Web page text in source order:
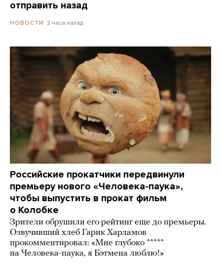
отправить назад
НОВОСТИ 2 часа назад
Российские прокатчики передвинули
премьеру нового «Человека-паука»,
чтобы выпустить в прокат фильм
о Колобке
Зрители обрушили его рейтинг еще до премьеры.
Озвучивший хлеб Гарик Харламов
прокомментировал: «Мне глубоко *****
на Человека-паука, я Бэтмена люблю!»